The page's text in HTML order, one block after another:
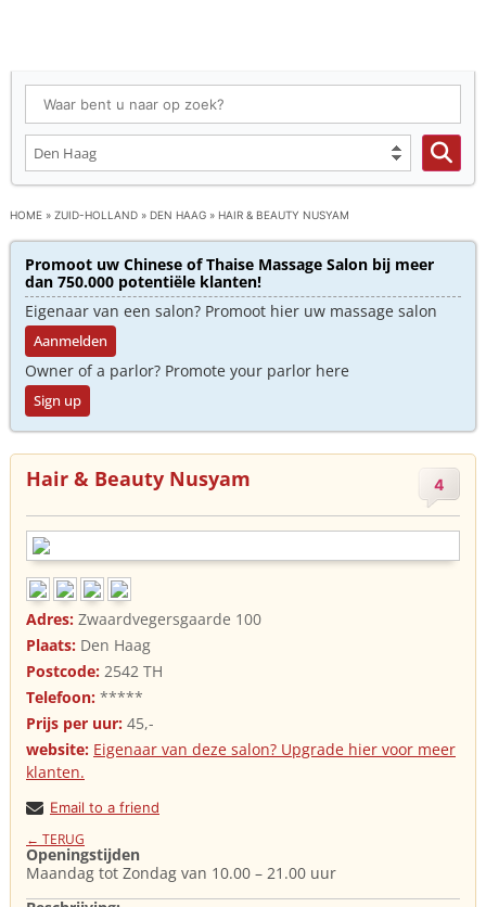
HOME » ZUID-HOLLAND » DEN HAAG » HAIR & BEAUTY NUSYAM
Promoot uw Chinese of Thaise Massage Salon bij meer
dan 750.000 potentiële klanten!
Eigenaar van een salon? Promoot hier uw massage salon
Aanmelden
Owner of a parlor? Promote your parlor here
Sign up
Hair & Beauty Nusyam 4
Adres: Zwaardvegersgaarde 100
Plaats: Den Haag
Postcode: 2542 TH
Telefoon: *****
Prijs per uur: 45,-
website: Eigenaar van deze salon? Upgrade hier voor meer
klanten.
Email to a friend
← TERUG
Openingstijden
Maandag tot Zondag van 10.00 – 21.00 uur